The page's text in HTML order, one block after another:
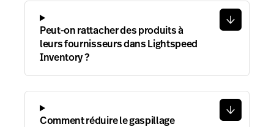
Peut-on rattacher des produits à
leurs fournisseurs dans Lightspeed
Inventory ?
Comment réduire le gaspillage